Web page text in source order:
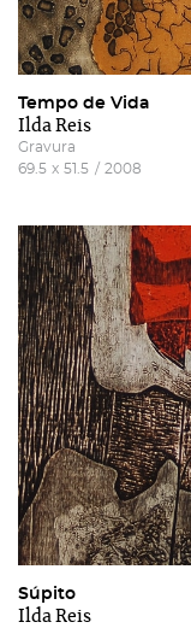
Tempo de Vida
Ilda Reis
Gravura
69.5 x 51.5 / 2008
Súpito
Ilda Reis